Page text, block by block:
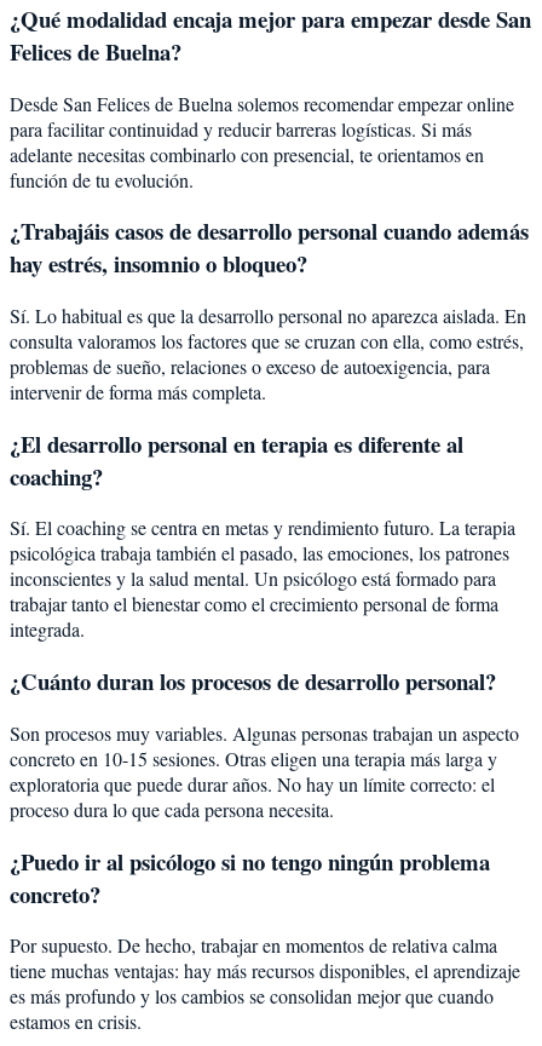
¿Qué modalidad encaja mejor para empezar desde San
Felices de Buelna?
Desde San Felices de Buelna solemos recomendar empezar online
para facilitar continuidad y reducir barreras logísticas. Si más
adelante necesitas combinarlo con presencial, te orientamos en
función de tu evolución.
¿Trabajáis casos de desarrollo personal cuando además
hay estrés, insomnio o bloqueo?
Sí. Lo habitual es que la desarrollo personal no aparezca aislada. En
consulta valoramos los factores que se cruzan con ella, como estrés,
problemas de sueño, relaciones o exceso de autoexigencia, para
intervenir de forma más completa.
¿El desarrollo personal en terapia es diferente al
coaching?
Sí. El coaching se centra en metas y rendimiento futuro. La terapia
psicológica trabaja también el pasado, las emociones, los patrones
inconscientes y la salud mental. Un psicólogo está formado para
trabajar tanto el bienestar como el crecimiento personal de forma
integrada.
¿Cuánto duran los procesos de desarrollo personal?
Son procesos muy variables. Algunas personas trabajan un aspecto
concreto en 10-15 sesiones. Otras eligen una terapia más larga y
exploratoria que puede durar años. No hay un límite correcto: el
proceso dura lo que cada persona necesita.
¿Puedo ir al psicólogo si no tengo ningún problema
concreto?
Por supuesto. De hecho, trabajar en momentos de relativa calma
tiene muchas ventajas: hay más recursos disponibles, el aprendizaje
es más profundo y los cambios se consolidan mejor que cuando
estamos en crisis.